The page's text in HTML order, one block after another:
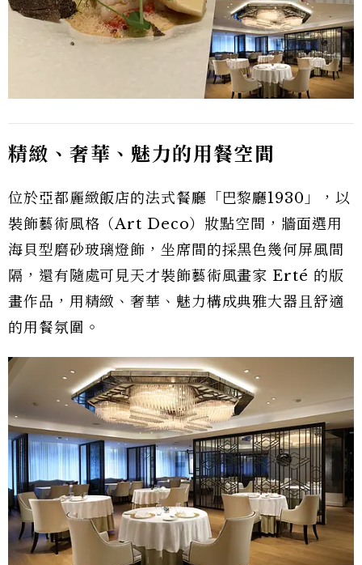
精緻、奢華、魅力的用餐空間
位於亞都麗緻飯店的法式餐廳「巴黎廳1930」，以
裝飾藝術風格（Art Deco）妝點空間，牆面選用
海貝型磨砂玻璃燈飾，坐席間的採黑色幾何屏風間
隔，還有隨處可見天才裝飾藝術風畫家 Erté 的版
畫作品，用精緻、奢華、魅力構成典雅大器且舒適
的用餐氛圍。